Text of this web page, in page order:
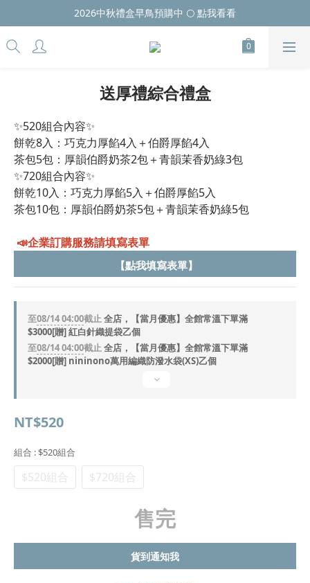
2026中秋禮盒早鳥預購中 🌕 點我看看
送厚禮綜合禮盒
✨520組合內容✨
餅乾8入：巧克力厚餡4入＋伯爵厚餡4入
茶包5包：厚韻伯爵奶茶2包＋青韻茉香奶綠3包
✨720組合內容✨
餅乾10入：巧克力厚餡5入＋伯爵厚餡5入
茶包10包：厚韻伯爵奶茶5包＋青韻茉香奶綠5包
📣企業訂購服務請填寫表單
【點我填寫表單】
至08/14 04:00截止全店，【當月優惠】全館常溫下單滿
$3000[贈] 紅白針織提袋乙個
至08/14 04:00截止全店，【當月優惠】全館常溫下單滿
$2000[贈] nininono萬用編織防潑水袋(XS)乙個
NT$520
組合 : $520組合
$520組合 $720組合
售完
貨到通知我